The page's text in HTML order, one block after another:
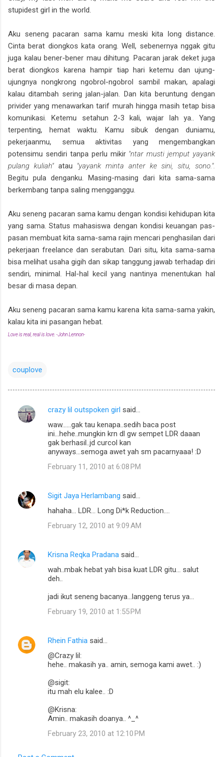
stupidest girl in the world.
Aku seneng pacaran sama kamu meski kita long distance.
Cinta berat diongkos kata orang. Well, sebenernya nggak gitu
juga kalau bener-bener mau dihitung. Pacaran jarak deket juga
berat diongkos karena hampir tiap hari ketemu dan ujung-
ujungnya nongkrong ngobrol-ngobrol sambil makan, apalagi
kalau ditambah sering jalan-jalan. Dan kita beruntung dengan
privider yang menawarkan tarif murah hingga masih tetap bisa
komunikasi. Ketemu setahun 2-3 kali, wajar lah ya.. Yang
terpenting, hemat waktu. Kamu sibuk dengan duniamu,
pekerjaanmu, semua aktivitas yang mengembangkan
potensimu sendiri tanpa perlu mikir "ntar musti jemput yayank
pulang kuliah"atau "yayank minta anter ke sini, situ, sono.".
Begitu pula denganku. Masing-masing dari kita sama-sama
berkembang tanpa saling mengganggu.
Aku seneng pacaran sama kamu dengan kondisi kehidupan kita
yang sama. Status mahasiswa dengan kondisi keuangan pas-
pasan membuat kita sama-sama rajin mencari penghasilan dari
pekerjaan freelance dan serabutan. Dari situ, kita sama-sama
bisa melihat usaha gigih dan sikap tanggung jawab terhadap diri
sendiri, minimal. Hal-hal kecil yang nantinya menentukan hal
besar di masa depan.
Aku seneng pacaran sama kamu karena kita sama-sama yakin,
kalau kita ini pasangan hebat.
Love is real, real is love. -John Lennon-
couplove
C
t
crazy lil outspoken girl said…
waw......gak tau kenapa..sedih baca post
ini...hehe..mungkin krn dl gw sempet LDR daaan
gak berhasil..jd curcol kan
anyways...semoga awet yah sm pacarnyaaa! :D
February 11, 2010 at 6:08 PM
Sigit Jaya Herlambang said…
hahaha... LDR... Long Di*k Reduction....
February 12, 2010 at 9:09 AM
Krisna Reqka Pradana said…
wah..mbak hebat yah bisa kuat LDR gitu... salut
deh..
jadi ikut seneng bacanya...langgeng terus ya...
February 19, 2010 at 1:55 PM
Rhein Fathia said…
@Crazy lil:
hehe.. makasih ya.. amin, semoga kami awet.. :)
@sigit:
itu mah elu kalee.. :D
@Krisna:
Amin.. makasih doanya.. ^_^
February 23, 2010 at 12:10 PM